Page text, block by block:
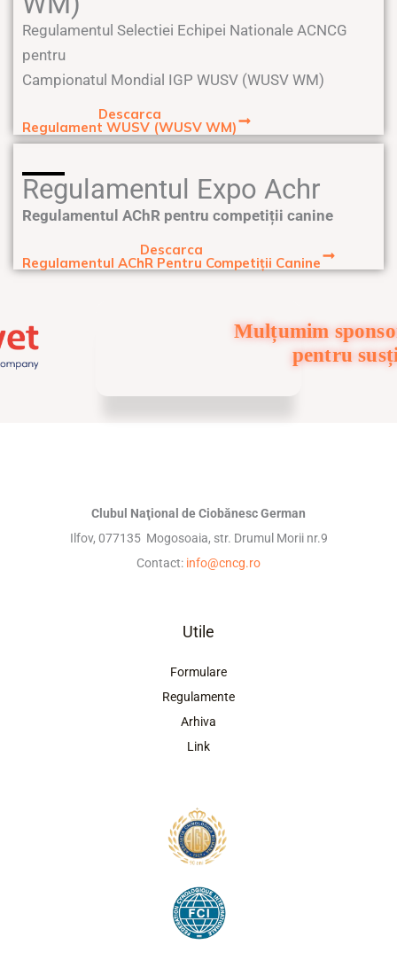
Regulamentul Selectiei Echipei Nationale ACNCG
pentru
Campionatul Mondial IGP WUSV (WUSV WM)
Descarca
Regulament WUSV (WUSV WM)
Regulamentul Expo Achr
Regulamentul AChR pentru competiții canine
Descarca
Regulamentul AChR Pentru Competiții Canine
Mulțumim
pentru
Clubul Naţional de Ciobănesc German
Ilfov, 077135 Mogosoaia, str. Drumul Morii nr.9
Contact: info@cncg.ro
Utile
Formulare
Regulamente
Arhiva
Link